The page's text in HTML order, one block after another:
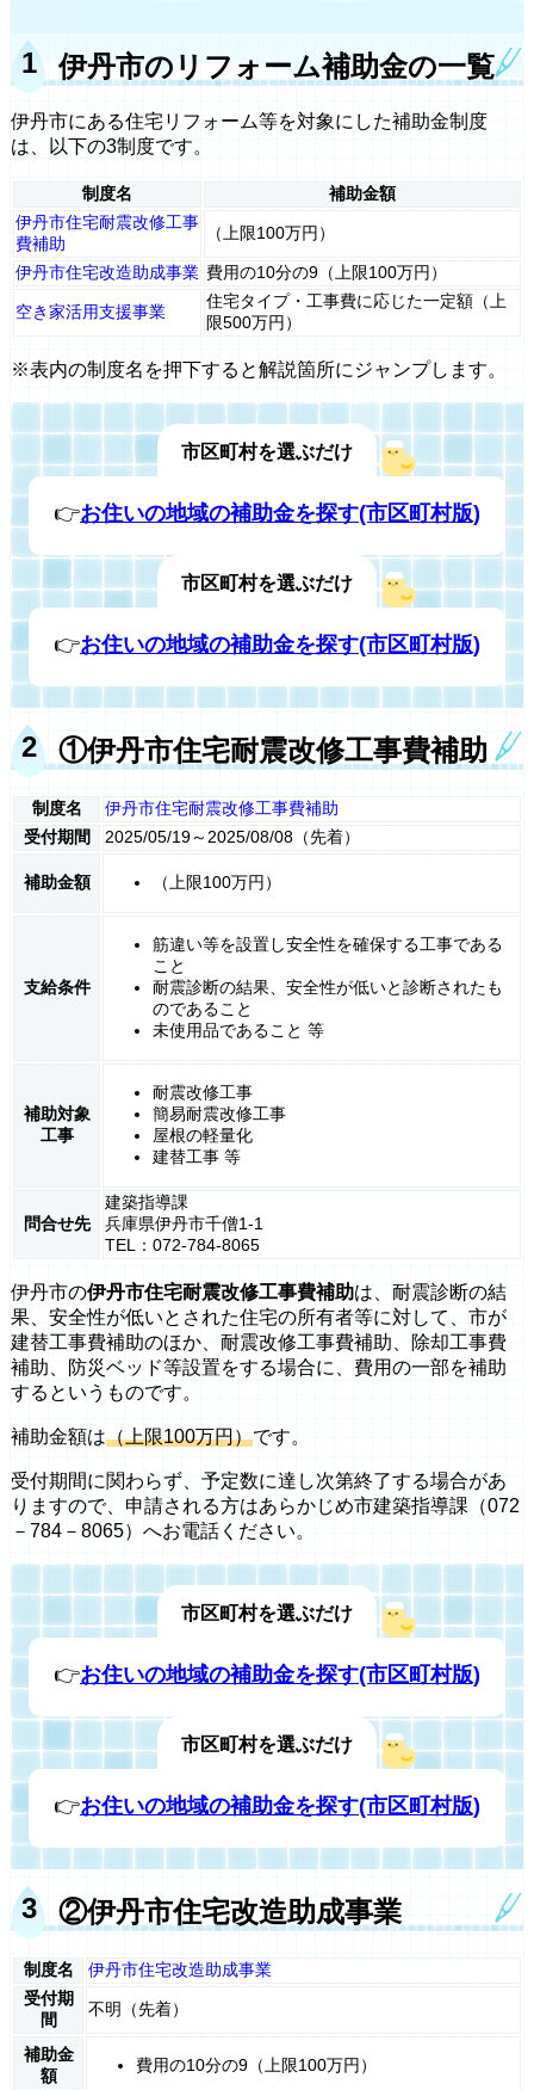
伊丹市のリフォーム補助金の一覧
伊丹市にある住宅リフォーム等を対象にした補助金制度
は、以下の3制度です。
制度名
補助金額
伊丹市住宅耐震改修工事
費補助
（上限100万円）
伊丹市住宅改造助成事業 費用の10分の9（上限100万円）
空き家活用支援事業
住宅タイプ・工事費に応じた一定額（上
限500万円）
※表内の制度名を押下すると解説箇所にジャンプします。
市区町村を選ぶだけ
👉お住いの地域の補助金を探す(市区町村版)
市区町村を選ぶだけ
👉お住いの地域の補助金を探す(市区町村版)
①伊丹市住宅耐震改修工事費補助
制度名
伊丹市住宅耐震改修工事費補助
受付期間
2025/05/19～2025/08/08（先着）
補助金額 （上限100万円）
支給条件
筋違い等を設置し安全性を確保する工事である
こと
耐震診断の結果、安全性が低いと診断されたも
のであること
未使用品であること 等
補助対象
工事
耐震改修工事
簡易耐震改修工事
屋根の軽量化
建替工事 等
問合せ先
建築指導課
兵庫県伊丹市千僧1-1
TEL：072-784-8065
伊丹市の伊丹市住宅耐震改修工事費補助は、耐震診断の結
果、安全性が低いとされた住宅の所有者等に対して、市が
建替工事費補助のほか、耐震改修工事費補助、除却工事費
補助、防災ベッド等設置をする場合に、費用の一部を補助
するというものです。
補助金額は（上限100万円）です。
受付期間に関わらず、予定数に達し次第終了する場合があ
りますので、申請される方はあらかじめ市建築指導課（072
－784－8065）へお電話ください。
市区町村を選ぶだけ
👉お住いの地域の補助金を探す(市区町村版)
市区町村を選ぶだけ
👉お住いの地域の補助金を探す(市区町村版)
②伊丹市住宅改造助成事業
制度名
伊丹市住宅改造助成事業
受付期
間
不明（先着）
補助金
額
費用の10分の9（上限100万円）